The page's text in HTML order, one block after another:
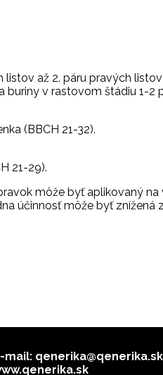
až 2. páru pravých
v rastovom štádiu 1-2
(BBCH 21-32).
21-29).
môže byť aplikovaný
účinnosť môže byť
mail: qenerika@qenerika.sk